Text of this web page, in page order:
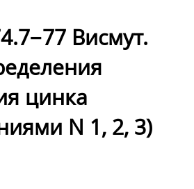
Висмут.
цинка
N 1, 2, 3)